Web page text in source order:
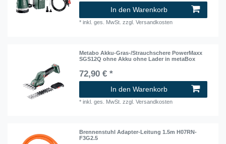
In den Warenkorb
*inkl. ges. MwSt. zzgl.Versandkosten
Metabo Akku-Gras-/Strauchschere PowerMaxx
SGS12Q ohne Akku ohne Lader in metaBox
72,90 € *
In den Warenkorb
*inkl. ges. MwSt. zzgl.Versandkosten
Brennenstuhl Adapter-Leitung 1.5m H07RN-
F3G2.5